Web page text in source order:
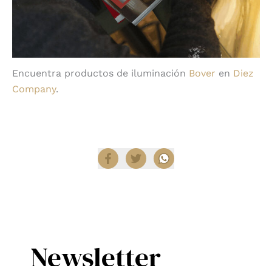
Encuentra productos de iluminación Bover en Diez
Company.
Newsletter